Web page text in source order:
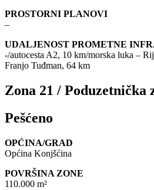
PROSTORNI PLANOVI
–
UDALJENOST PROMETNE
-/autocesta A2, 10 km/morska luka –
Franjo Tuđman, 64 km
Zona 21 / Poduzetnička
Pešćeno
OPĆINA/GRAD
Općina Konjšćina
POVRŠINA ZONE
110.000 m²